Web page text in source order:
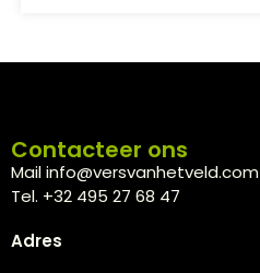
Contacteer ons
Mail info@versvanhetveld.com
Tel. +32 495 27 68 47
Adres